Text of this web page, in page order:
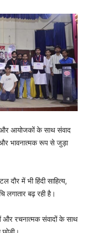
और आयोजकों के साथ संवाद
भावनात्मक रूप से जुड़ा
दौर में भी हिंदी साहित्य,
बढ़ रही है।
और रचनात्मक संवादों के साथ